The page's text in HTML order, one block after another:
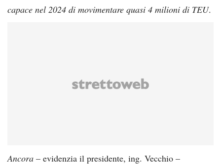
capace nel 2024 di movimentare quasi 4 milioni di TEU.
Ancora – evidenzia il presidente, ing. Vecchio –